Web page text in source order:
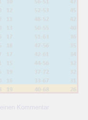
einen Kommentar